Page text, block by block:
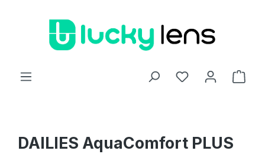
DAILIES AquaComfort PLUS